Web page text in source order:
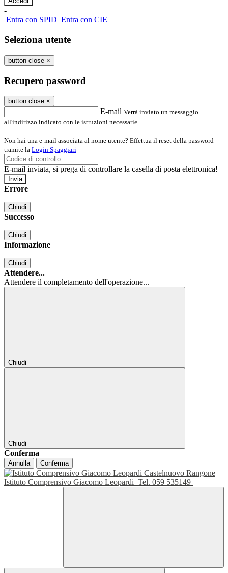
-
Entra con SPID Entra con CIE
Seleziona utente
button close ×
Recupero password
button close ×
E-mail Verrà inviato un messaggio
all'indirizzo indicato con le istruzioni necessarie.
Non hai una e-mail associata al nome utente? Effettua il reset della password
tramite la Login Spaggiari
E-mail inviata, si prega di controllare la casella di posta elettronica!
Errore
Chiudi
Successo
Chiudi
Informazione
Chiudi
Attendere...
Attendere il completamento dell'operazione...
Chiudi
Chiudi
Conferma
Annulla Conferma
Istituto Comprensivo Giacomo Leopardi Tel. 059 535149